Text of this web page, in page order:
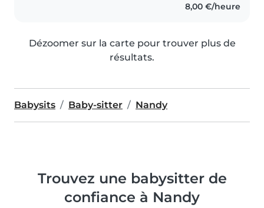
8,00 €/heure
Dézoomer sur la carte pour trouver plus de
résultats.
Babysits Baby-sitter Nandy
Trouvez une babysitter de
confiance à Nandy